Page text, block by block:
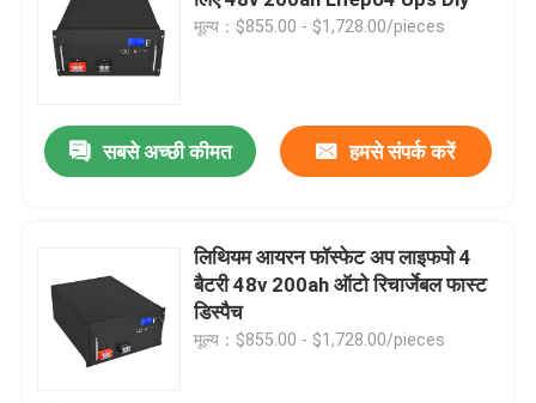
वाटरप्रूफ लाइफपो4 बैटरी
Lifepo4 बैटरी पावरवॉल
Lifepo4 सोलर बैटरी
आरवी लाइफपो4 बैटरी
मूल्य：$855.00 - $1,728.00/pieces
सबसे अच्छी कीमत हमसे संपर्क करें
लिथियम आयरन फॉस्फेट अप लाइफपो 4
बैटरी 48v 200ah ऑटो रिचार्जेबल फास्ट
डिस्पैच
मूल्य：$855.00 - $1,728.00/pieces